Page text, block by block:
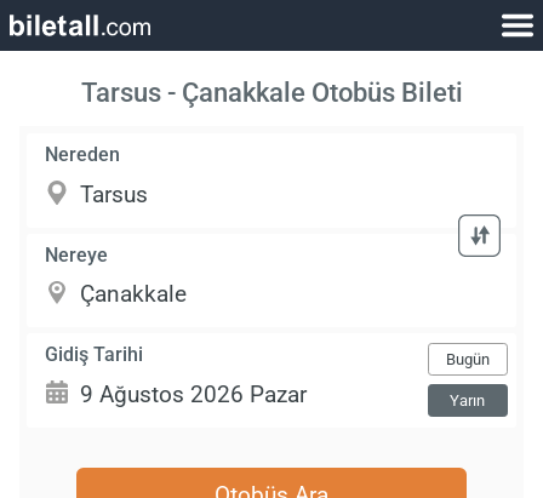
Tarsus - Çanakkale Otobüs Bileti
Nereden
Nereye
Gidiş Tarihi Bugün
Yarın